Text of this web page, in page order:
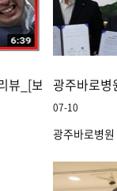
뷰_[보스턴쭌의 톡
광주바로병
07-10
광주바로병원